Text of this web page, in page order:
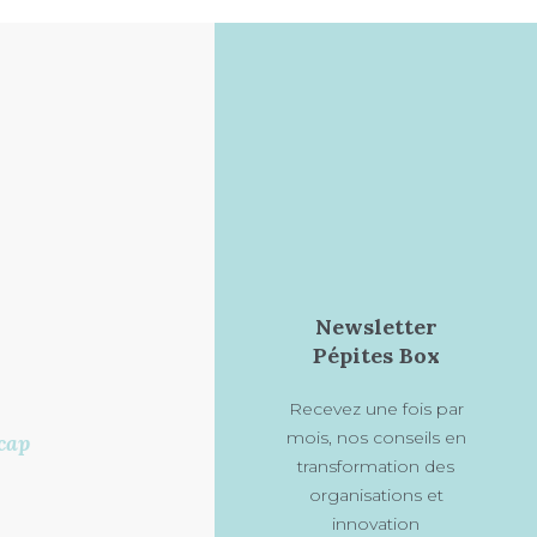
Newsletter
Pépites Box
Recevez une fois par
mois, nos conseils en
transformation des
organisations et
innovation